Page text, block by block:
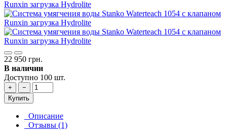
22 950 грн.
В наличии
Доступно 100 шт.
+
−
Купить
Описание
Отзывы (1)